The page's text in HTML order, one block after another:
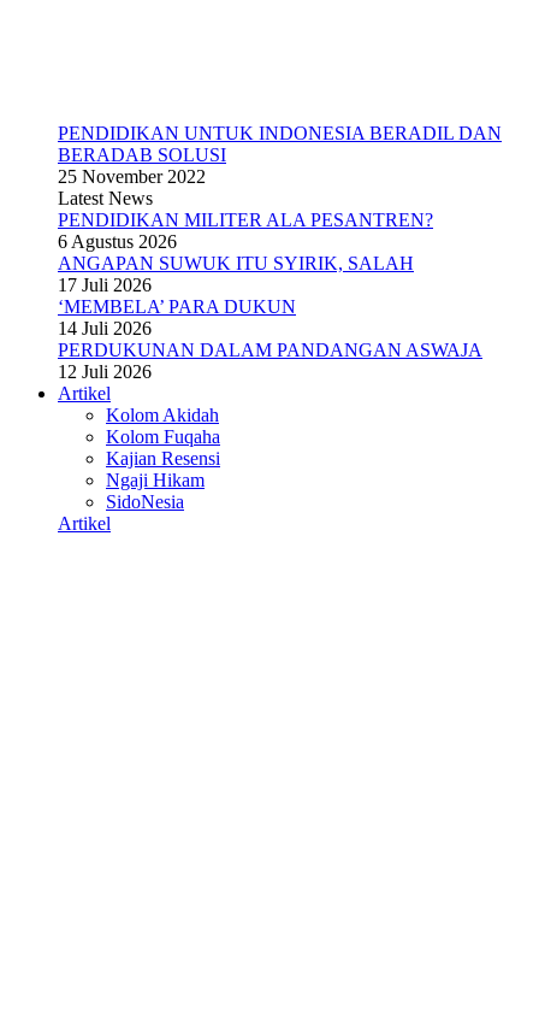
PENDIDIKAN UNTUK INDONESIA BERADIL DAN
BERADAB SOLUSI
25 November 2022
Latest News
PENDIDIKAN MILITER ALA PESANTREN?
6 Agustus 2026
ANGAPAN SUWUK ITU SYIRIK, SALAH
17 Juli 2026
‘MEMBELA’ PARA DUKUN
14 Juli 2026
PERDUKUNAN DALAM PANDANGAN ASWAJA
12 Juli 2026
Artikel
Kolom Akidah
Kolom Fuqaha
Kajian Resensi
Ngaji Hikam
SidoNesia
Artikel